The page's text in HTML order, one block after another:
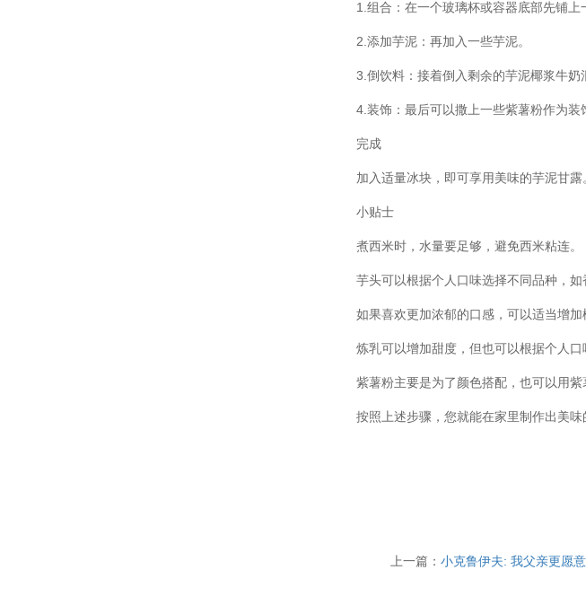
1.组合：在一个玻璃杯或容器底部先铺上
2.添加芋泥：再加入一些芋泥。
3.倒饮料：接着倒入剩余的芋泥椰浆牛奶
4.装饰：最后可以撒上一些紫薯粉作为装
完成
加入适量冰块，即可享用美味的芋泥甘露
小贴士
煮西米时，水量要足够，避免西米粘连。
芋头可以根据个人口味选择不同品种，如
如果喜欢更加浓郁的口感，可以适当增加
炼乳可以增加甜度，但也可以根据个人口
紫薯粉主要是为了颜色搭配，也可以用紫
按照上述步骤，您就能在家里制作出美味
上一篇： 小克鲁伊夫: 我父亲更愿